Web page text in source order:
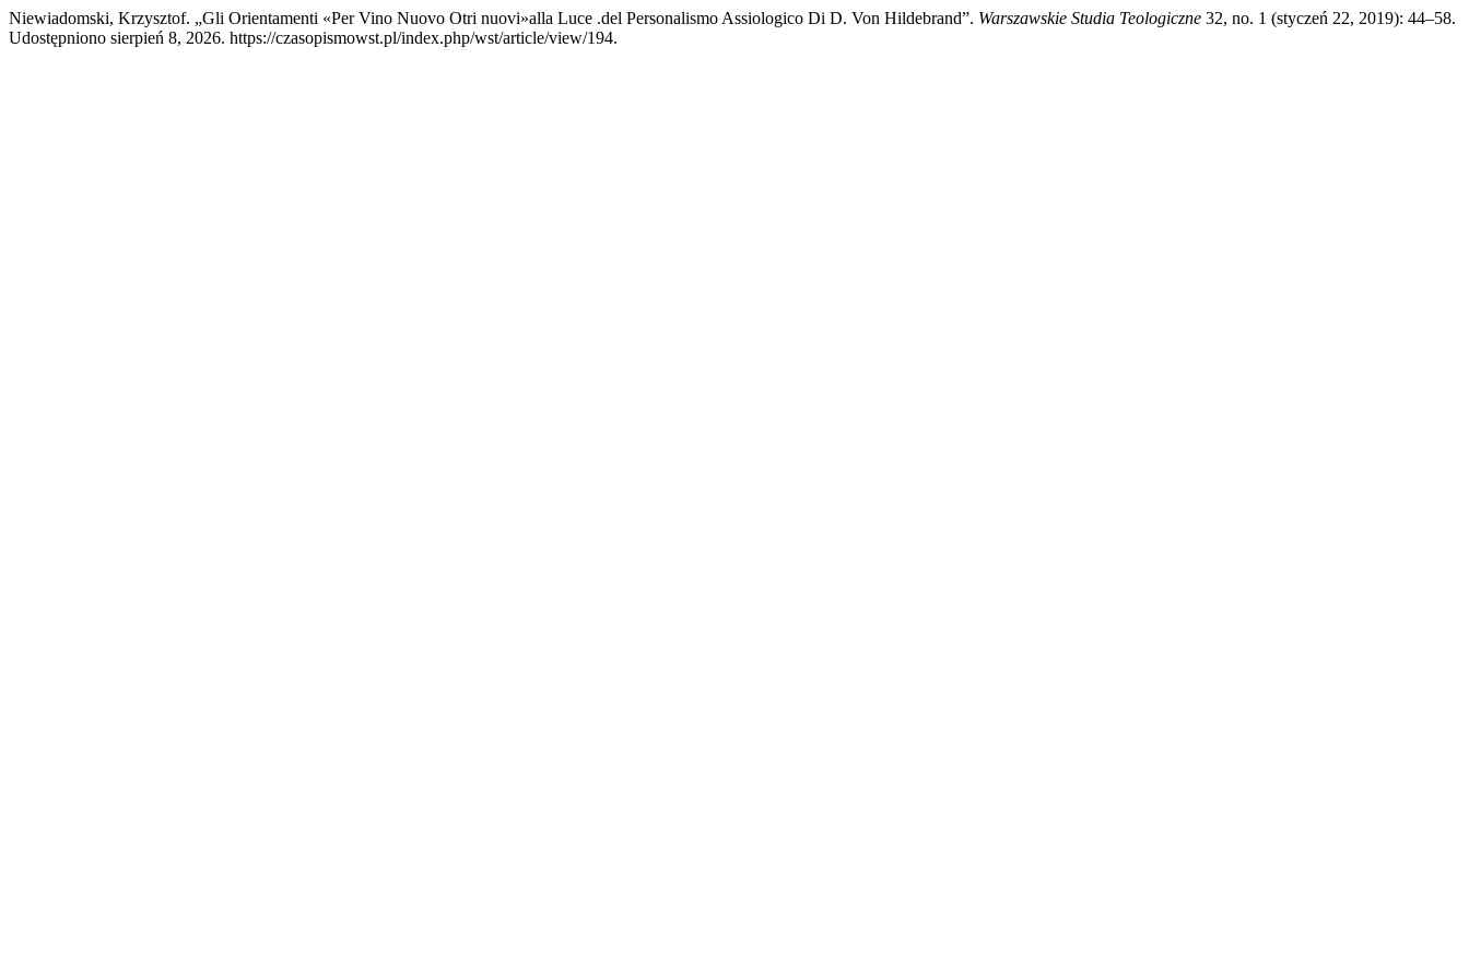
Niewiadomski, Krzysztof. „Gli Orientamenti «Per Vino Nuovo Otri nuovi»alla Luce .del Personalismo Assiologico Di D. Von Hildebrand”. Warszawskie Studia Teologiczne 32, no. 1 (styczeń 22, 2019): 44–58.
Udostępniono sierpień 8, 2026. https://czasopismowst.pl/index.php/wst/article/view/194.